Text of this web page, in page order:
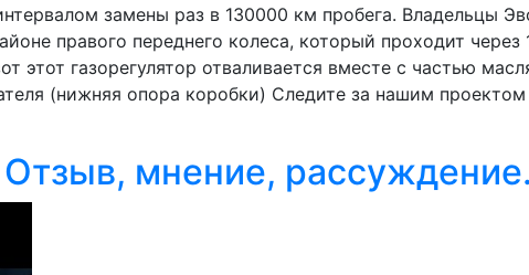
замены раз в 130000 км пробега. Владельцы
правого переднего колеса, который проходит
этот газорегулятор отваливается вместе с частью
(нижняя опора коробки) Следите за нашим проектом
мнение, рассуждение.